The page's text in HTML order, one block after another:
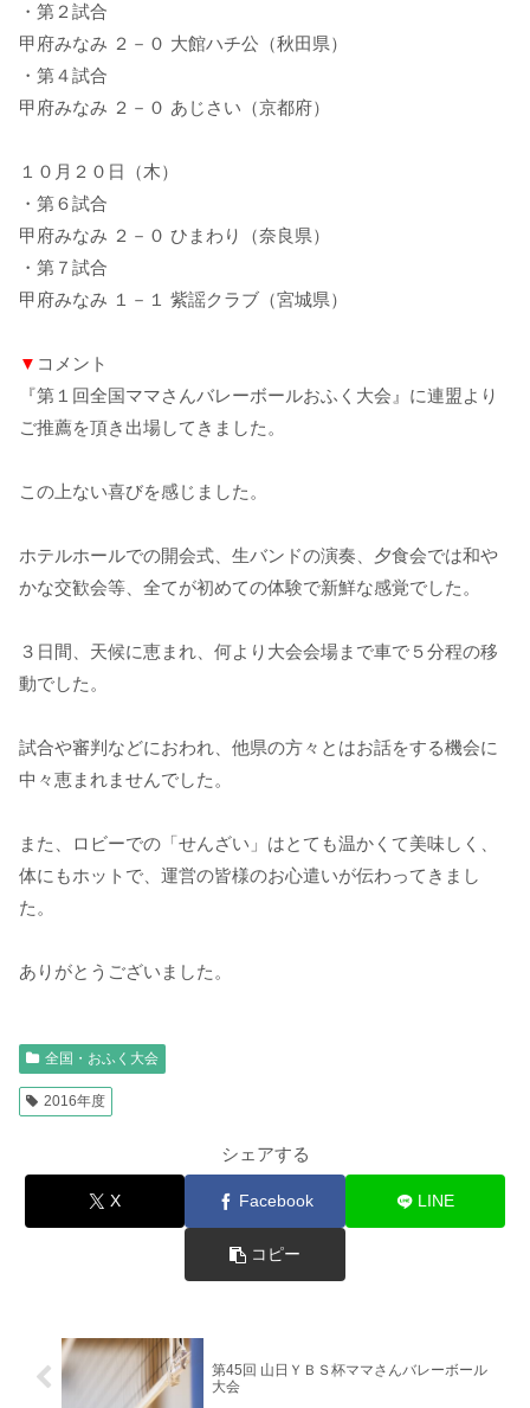
・第２試合
甲府みなみ ２－０ 大館ハチ公（秋田県）
・第４試合
甲府みなみ ２－０ あじさい（京都府）
１０月２０日（木）
・第６試合
甲府みなみ ２－０ ひまわり（奈良県）
・第７試合
甲府みなみ １－１ 紫謡クラブ（宮城県）
▼ コメント
『第１回全国ママさんバレーボールおふく大会』に連盟より
ご推薦を頂き出場してきました。
この上ない喜びを感じました。
ホテルホールでの開会式、生バンドの演奏、夕食会では和や
かな交歓会等、全てが初めての体験で新鮮な感覚でした。
３日間、天候に恵まれ、何より大会会場まで車で５分程の移
動でした。
試合や審判などにおわれ、他県の方々とはお話をする機会に
中々恵まれませんでした。
また、ロビーでの「せんざい」はとても温かくて美味しく、
体にもホットで、運営の皆様のお心遣いが伝わってきまし
た。
ありがとうございました。
全国・おふく大会
2016年度
シェアする
X Facebook LINE
コピー
第45回 山日ＹＢＳ杯ママさんバレーボール
大会